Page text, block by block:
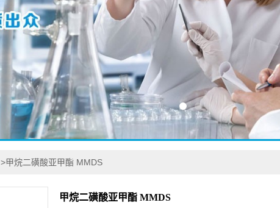
>甲烷二磺酸亚甲酯 MMDS
甲烷二磺酸亚甲酯 MMDS